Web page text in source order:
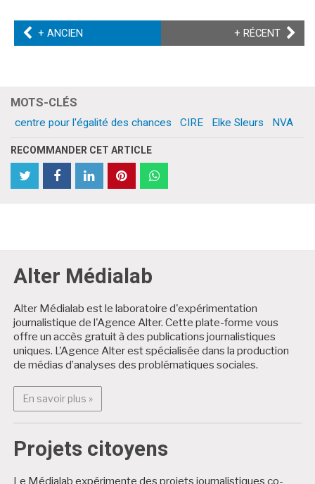
Twitter
Facebook
FacebookLinkedIn PinterestWhatsApp
+ ANCIEN
PRÉCÉDENT
+ RÉCENT
MOTS-CLÉS
centre pour l'égalité des chances CIRE Elke Sleurs NVA
RECOMMANDER CET ARTICLE
partager
article
cet
article
cet
article
cet
article
partager
cet
article article
Alter Médialab
Alter Médialab est le laboratoire d'expérimentation
journalistique de l'Agence Alter. Cette plate-forme vous
offre un accès gratuit à des publications journalistiques
uniques. L'Agence Alter est spécialisée dans la production
de médias d’analyses des problématiques sociales.
En savoir plus »En savoir plus : Alter Médialab
Projets citoyens
Le Médialab expérimente des projets journalistiques co-